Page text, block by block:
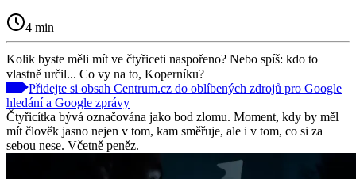
4 min
Kolik byste měli mít ve čtyřiceti naspořeno? Nebo spíš: kdo to
vlastně určil... Co vy na to, Koperníku?
Přidejte si obsah Centrum.cz do oblíbených zdrojů pro Google
hledání a Google zprávy
Čtyřicítka bývá označována jako bod zlomu. Moment, kdy by měl
mít člověk jasno nejen v tom, kam směřuje, ale i v tom, co si za
sebou nese. Včetně peněz.